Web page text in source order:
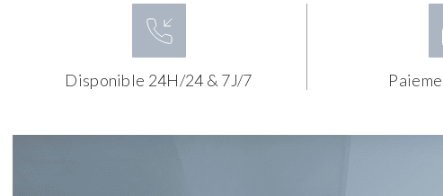
Disponible 24H/24 & 7J/7